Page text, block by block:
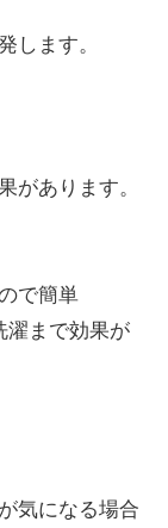
します。
があります。
で簡単
濯まで効果が
気になる場合